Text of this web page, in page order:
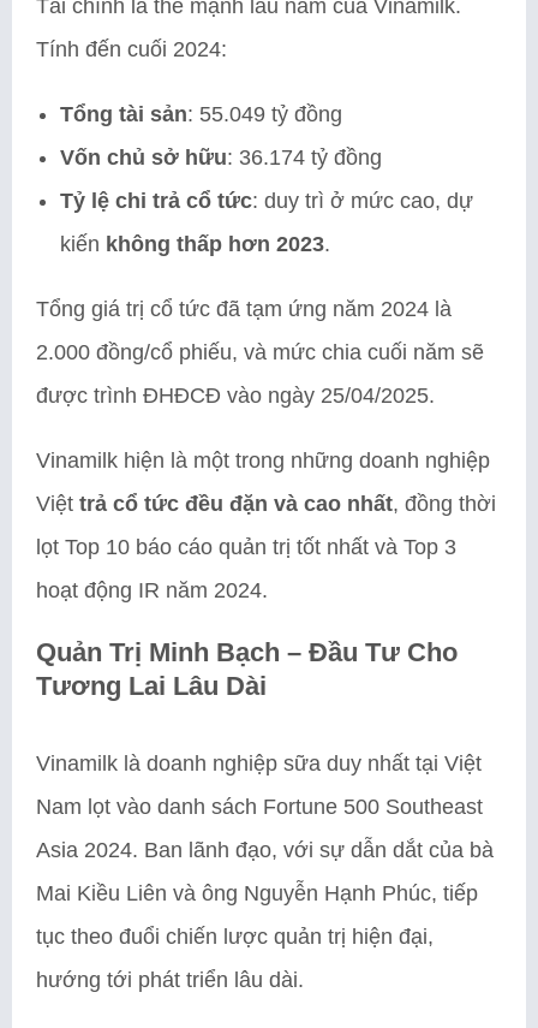
Tài chính là thế mạnh lâu năm của Vinamilk.
Tính đến cuối 2024:
Tổng tài sản: 55.049 tỷ đồng
Vốn chủ sở hữu: 36.174 tỷ đồng
Tỷ lệ chi trả cổ tức: duy trì ở mức cao, dự
kiến không thấp hơn 2023.
Tổng giá trị cổ tức đã tạm ứng năm 2024 là
2.000 đồng/cổ phiếu, và mức chia cuối năm sẽ
được trình ĐHĐCĐ vào ngày 25/04/2025.
Vinamilk hiện là một trong những doanh nghiệp
Việt trả cổ tức đều đặn và cao nhất, đồng thời
lọt Top 10 báo cáo quản trị tốt nhất và Top 3
hoạt động IR năm 2024.
Quản Trị Minh Bạch – Đầu Tư Cho
Tương Lai Lâu Dài
Vinamilk là doanh nghiệp sữa duy nhất tại Việt
Nam lọt vào danh sách Fortune 500 Southeast
Asia 2024. Ban lãnh đạo, với sự dẫn dắt của bà
Mai Kiều Liên và ông Nguyễn Hạnh Phúc, tiếp
tục theo đuổi chiến lược quản trị hiện đại,
hướng tới phát triển lâu dài.